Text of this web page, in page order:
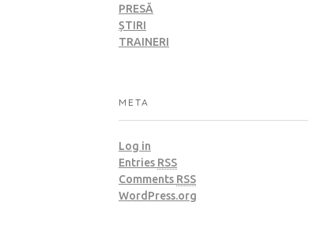
PRESĂ
ȘTIRI
TRAINERI
META
Log in
Entries RSS
Comments RSS
WordPress.org